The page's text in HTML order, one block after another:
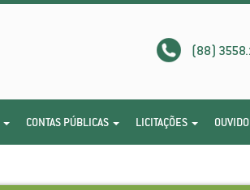
(88)
CONTAS PÚBLICAS LICITAÇÕES